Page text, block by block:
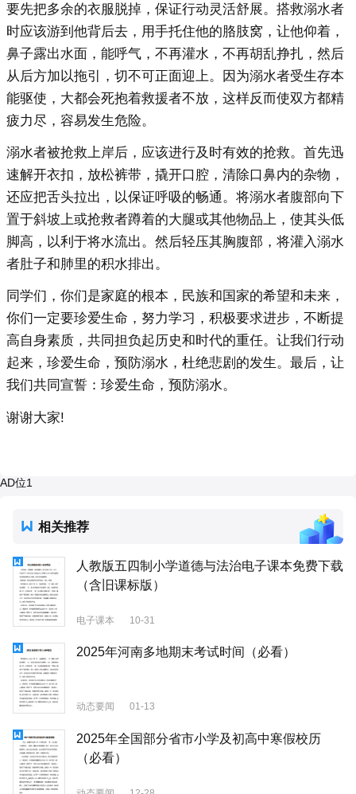
要先把多余的衣服脱掉，保证行动灵活舒展。搭救溺水者
时应该游到他背后去，用手托住他的胳肢窝，让他仰着，
鼻子露出水面，能呼气，不再灌水，不再胡乱挣扎，然后
从后方加以拖引，切不可正面迎上。因为溺水者受生存本
能驱使，大都会死抱着救援者不放，这样反而使双方都精
疲力尽，容易发生危险。
溺水者被抢救上岸后，应该进行及时有效的抢救。首先迅
速解开衣扣，放松裤带，撬开口腔，清除口鼻内的杂物，
还应把舌头拉出，以保证呼吸的畅通。将溺水者腹部向下
置于斜坡上或抢救者蹲着的大腿或其他物品上，使其头低
脚高，以利于将水流出。然后轻压其胸腹部，将灌入溺水
者肚子和肺里的积水排出。
同学们，你们是家庭的根本，民族和国家的希望和未来，
你们一定要珍爱生命，努力学习，积极要求进步，不断提
高自身素质，共同担负起历史和时代的重任。让我们行动
起来，珍爱生命，预防溺水，杜绝悲剧的发生。最后，让
我们共同宣誓：珍爱生命，预防溺水。
谢谢大家!
AD位1
相关推荐
人教版五四制小学道德与法治电子课本免费下载
（含旧课标版）
电子课本 10-31
2025年河南多地期末考试时间（必看）
动态要闻 01-13
2025年全国部分省市小学及初高中寒假校历
（必看）